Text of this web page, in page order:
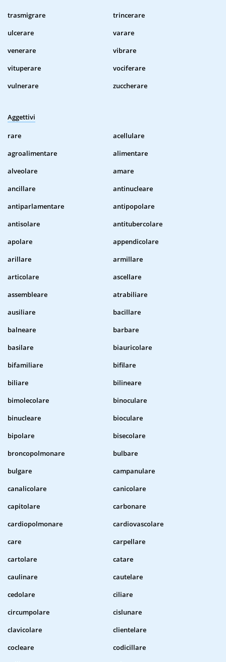
trasmigrare
trincerare
ulcerare
varare
venerare
vibrare
vituperare
vociferare
vulnerare
zuccherare
Aggettivi
rare
acellulare
agroalimentare
alimentare
alveolare
amare
ancillare
antinucleare
antiparlamentare
antipopolare
antisolare
antitubercolare
apolare
appendicolare
arillare
armillare
articolare
ascellare
assembleare
atrabiliare
ausiliare
bacillare
balneare
barbare
basilare
biauricolare
bifamiliare
bifilare
biliare
bilineare
bimolecolare
binoculare
binucleare
bioculare
bipolare
bisecolare
broncopolmonare
bulbare
bulgare
campanulare
canalicolare
canicolare
capitolare
carbonare
cardiopolmonare
cardiovascolare
care
carpellare
cartolare
catare
caulinare
cautelare
cedolare
ciliare
circumpolare
cislunare
clavicolare
clientelare
cocleare
codicillare